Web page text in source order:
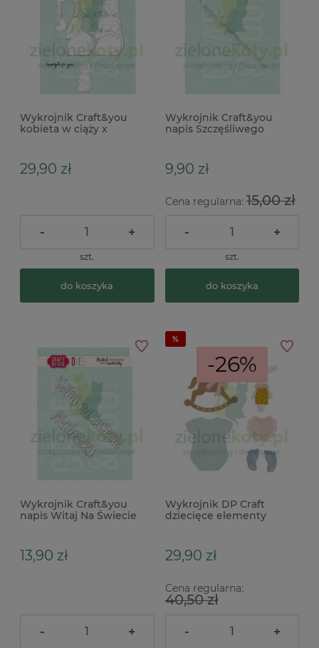
Wykrojnik Craft&you
kobieta w ciąży x
29,90 zł
- +
szt.
do koszyka
Wykrojnik Craft&you
napis Szczęśliwego
9,90 zł
Cena regularna:15,00 zł
- +
szt.
do koszyka
Wykrojnik Craft&you
napis Witaj Na Świecie
13,90 zł
- +
-26%
Wykrojnik DP Craft
dziecięce elementy
29,90 zł
Cena regularna:
40,50 zł
- +